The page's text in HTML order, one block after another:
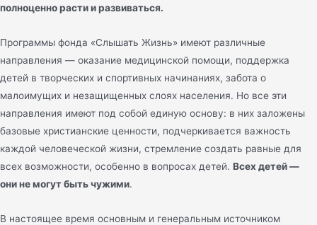
полноценно расти и развиваться.
Программы фонда «Слышать Жизнь» имеют различные
направления — оказание медицинской помощи, поддержка
детей в творческих и спортивных начинаниях, забота о
малоимущих и незащищенных слоях населения. Но все эти
направления имеют под собой единую основу: в них заложены
базовые христианские ценности, подчеркивается важность
каждой человеческой жизни, стремление создать равные для
всех возможности, особенно в вопросах детей. Всех детей —
они не могут быть чужими.
В настоящее время основным и генеральным источником